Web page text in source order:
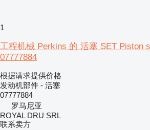
1
工程机械 Perkins 的 活塞 SET Piston
07777884
根据请求提供价格
发动机部件 - 活塞
07777884
罗马尼亚
ROYAL DRU SRL
联系卖方